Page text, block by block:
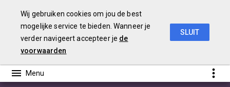
Wij gebruiken cookies om jou de best
mogelijke service te bieden. Wanneer je
verder navigeert accepteer je de
voorwaarden
SLUIT